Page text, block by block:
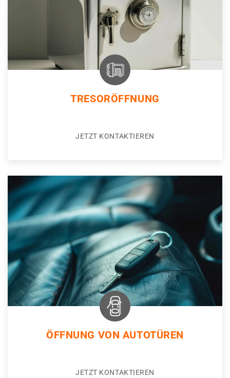
TRESORÖFFNUNG
JETZT KONTAKTIEREN
ÖFFNUNG VON AUTOTÜREN
JETZT KONTAKTIEREN